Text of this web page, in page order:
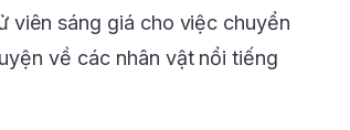
viên sáng giá cho việc chuyển
về các nhân vật nổi tiếng